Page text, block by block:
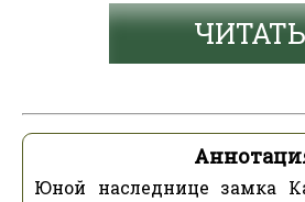
ЧИТАТЬ
Юной наследнице замка